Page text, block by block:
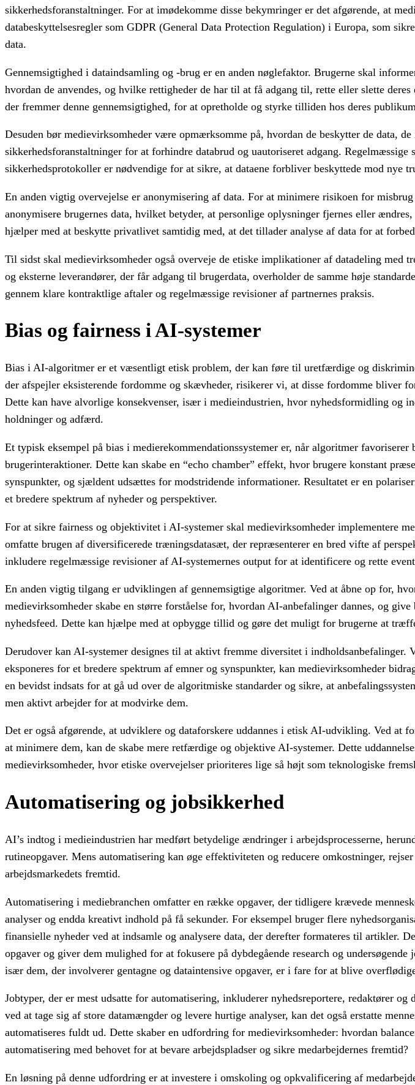
sikkerhedsforanstaltninger. For at imødekomme disse bekymringer er det afgørende, at
databeskyttelsesregler som GDPR (General Data Protection Regulation) i Europa, som
data.
Gennemsigtighed i dataindsamling og -brug er en anden nøglefaktor. Brugerne skal
hvordan de anvendes, og hvilke rettigheder de har til at få adgang til, rette eller slette
der fremmer denne gennemsigtighed, for at opretholde og styrke tilliden hos deres
Desuden bør medievirksomheder være opmærksomme på, hvordan de beskytter de data,
sikkerhedsforanstaltninger for at forhindre databrud og uautoriseret adgang. Regelmæssige
sikkerhedsprotokoller er nødvendige for at sikre, at dataene forbliver beskyttede mod nye
En anden vigtig overvejelse er anonymisering af data. For at minimere risikoen for
anonymisere brugernes data, hvilket betyder, at personlige oplysninger fjernes eller
hjælper med at beskytte privatlivet samtidig med, at det tillader analyse af data for at
Til sidst skal medievirksomheder også overveje de etiske implikationer af datadeling med
og eksterne leverandører, der får adgang til brugerdata, overholder de samme høje
gennem klare kontraktlige aftaler og regelmæssige revisioner af partnernes praksis.
Bias og fairness i AI-systemer
Bias i AI-algoritmer er et væsentligt etisk problem, der kan føre til uretfærdige og
der afspejler eksisterende fordomme og skævheder, risikerer vi, at disse fordomme bliver
Dette kan have alvorlige konsekvenser, især i medieindustrien, hvor nyhedsformidling og
holdninger og adfærd.
Et typisk eksempel på bias i medierekommendationssystemer er, når algoritmer favoriserer
brugerinteraktioner. Dette kan skabe en “echo chamber” effekt, hvor brugere konstant
synspunkter, og sjældent udsættes for modstridende informationer. Resultatet er en
et bredere spektrum af nyheder og perspektiver.
For at sikre fairness og objektivitet i AI-systemer skal medievirksomheder implementere
omfatte brugen af diversificerede træningsdatasæt, der repræsenterer en bred vifte af
inkludere regelmæssige revisioner af AI-systemernes output for at identificere og rette
En anden vigtig tilgang er udviklingen af gennemsigtige algoritmer. Ved at åbne op for,
medievirksomheder skabe en større forståelse for, hvordan AI-anbefalinger dannes, og
nyhedsfeed. Dette kan hjælpe med at opbygge tillid og gøre det muligt for brugerne at
Derudover kan AI-systemer designes til at aktivt fremme diversitet i indholdsanbefalinger.
eksponeres for et bredere spektrum af emner og synspunkter, kan medievirksomheder
en bevidst indsats for at gå ud over de algoritmiske standarder og sikre, at
men aktivt arbejder for at modvirke dem.
Det er også afgørende, at udviklere og dataforskere uddannes i etisk AI-udvikling. Ved
at minimere dem, kan de skabe mere retfærdige og objektive AI-systemer. Dette
medievirksomheder, hvor etiske overvejelser prioriteres lige så højt som teknologiske
Automatisering og jobsikkerhed
AI’s indtog i medieindustrien har medført betydelige ændringer i arbejdsprocesserne,
rutineopgaver. Mens automatisering kan øge effektiviteten og reducere omkostninger,
arbejdsmarkedets fremtid.
Automatisering i mediebranchen omfatter en række opgaver, der tidligere krævede
analyser og endda kreativt indhold på få sekunder. For eksempel bruger flere
finansielle nyheder ved at indsamle og analysere data, der derefter formateres til artikler.
opgaver og giver dem mulighed for at fokusere på dybdegående research og
især dem, der involverer gentagne og dataintensive opgaver, er i fare for at blive
Jobtyper, der er mest udsatte for automatisering, inkluderer nyhedsreportere, redaktører
ved at tage sig af store datamængder og levere hurtige analyser, kan det også erstatte
automatiseres fuldt ud. Dette skaber en udfordring for medievirksomheder: hvordan
automatisering med behovet for at bevare arbejdspladser og sikre medarbejdernes fremtid?
En løsning på denne udfordring er at investere i omskoling og opkvalificering af